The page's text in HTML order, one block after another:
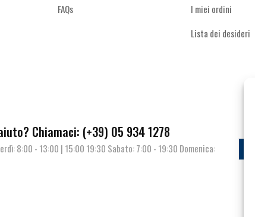
FAQs
I miei ordini
Lista dei desideri
Chiamaci: (+39) 05 934 1278
8:00 - 13:00 | 15:00 19:30 Sabato: 7:00 - 19:30 Domenica: